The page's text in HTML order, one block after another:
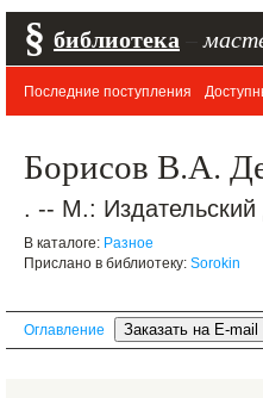
§ библиотека
Последние поступления
Борисов В.А.
. -- М.:
В каталоге: Разное
Прислано в библиотеку: Sorokin
Оглавление